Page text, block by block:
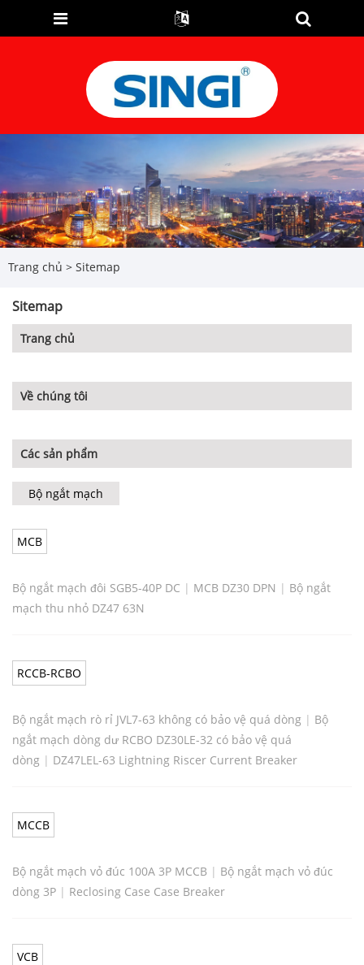
Trang chủ > Sitemap
Sitemap
Trang chủ
Về chúng tôi
Các sản phẩm
Bộ ngắt mạch
MCB
Bộ ngắt mạch đôi SGB5-40P DC | MCB DZ30 DPN | Bộ ngắt
mạch thu nhỏ DZ47 63N
RCCB-RCBO
Bộ ngắt mạch rò rỉ JVL7-63 không có bảo vệ quá dòng | Bộ
ngắt mạch dòng dư RCBO DZ30LE-32 có bảo vệ quá
dòng | DZ47LEL-63 Lightning Riscer Current Breaker
MCCB
Bộ ngắt mạch vỏ đúc 100A 3P MCCB | Bộ ngắt mạch vỏ đúc
dòng 3P | Reclosing Case Case Breaker
VCB